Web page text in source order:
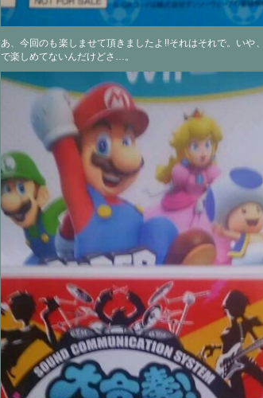
あ、今回のも楽しませて頂きましたよ!!それはそれで。いや
で楽しめてないんだけどさ…。